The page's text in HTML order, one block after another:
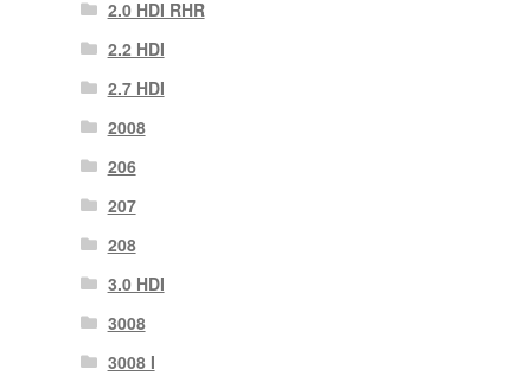
2.0 HDI RHR
2.2 HDI
2.7 HDI
2008
206
207
208
3.0 HDI
3008
3008 Ι